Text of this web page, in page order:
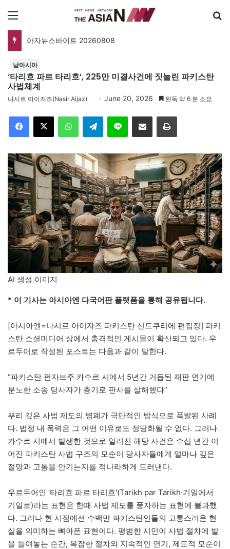
메뉴
아자뉴스바이트 20260808
남아시아
‘타리흐 파르 타리흐’, 225만 미결사건에 짓눌린 파키스탄
사법체계
나시르 아이자즈(Nasir Aijaz) June 20, 2026 완독 약 6 분 소요
Facebook
X WhatsAppTelegramLine 이메일 인쇄
AI 생성 이미지
* 이 기사는 아시아엔 다국어판 플랫폼을 통해 공유됩니다.
[아시아엔=나시르 아이자즈 파키스탄 신드쿠리에 편집장] 파키
스탄 소셜미디어 상에서 충격적인 게시물이 확산되고 있다. 우
르두어로 작성된 포스트는 다음과 같이 말한다.
“파키스탄 펀자브주 카수르 시에서 5년간 거듭된 재판 연기에
분노한 소송 당사자가 총기로 판사를 살해했다”
뿌리 깊은 사법 제도의 병폐가 극단적인 방식으로 폭발된 사례
다. 법정 내 폭력은 그 어떤 이유로도 정당화될 수 없다. 그러나
카수르 시에서 발생한 것으로 알려진 해당 사건은 수십 년간 이
어진 파키스탄 사법 구조의 모순이 당사자들에게 얼마나 깊은
절망과 고통을 안기는지를 적나라하게 드러낸다.
우르두어인 ‘타리흐 파르 타리흐'(Tarikh par Tarikh·기일에서
기일로)라는 표현은 한때 사법 제도를 풍자하는 표현에 불과했
다. 그러나 현 시점에선 수백만 파키스탄인들의 고통스러운 현
실을 의미하는 뼈아픈 표현이다. 평범한 시민이 사법 절차에 발
을 들여놓는 순간, 복잡한 절차와 지속적인 연기, 제도적 모순이